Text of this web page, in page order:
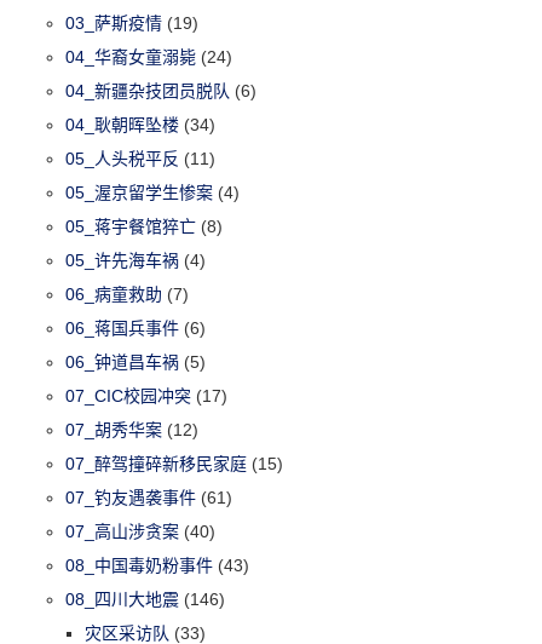
03_萨斯疫情 (19)
04_华裔女童溺毙 (24)
04_新疆杂技团员脱队 (6)
04_耿朝晖坠楼 (34)
05_人头税平反 (11)
05_渥京留学生惨案 (4)
05_蒋宇餐馆猝亡 (8)
05_许先海车祸 (4)
06_病童救助 (7)
06_蒋国兵事件 (6)
06_钟道昌车祸 (5)
07_CIC校园冲突 (17)
07_胡秀华案 (12)
07_醉驾撞碎新移民家庭 (15)
07_钓友遇袭事件 (61)
07_高山涉贪案 (40)
08_中国毒奶粉事件 (43)
08_四川大地震 (146)
灾区采访队 (33)